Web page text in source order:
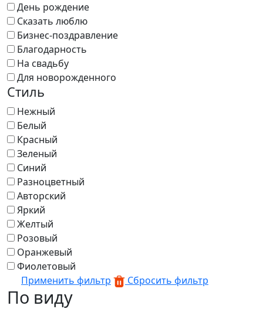
День рождение
Сказать люблю
Бизнес-поздравление
Благодарность
На свадьбу
Для новорожденного
Стиль
Нежный
Белый
Красный
Зеленый
Синий
Разноцветный
Авторский
Яркий
Желтый
Розовый
Оранжевый
Фиолетовый
Применить фильтр
Сбросить фильтр
По виду